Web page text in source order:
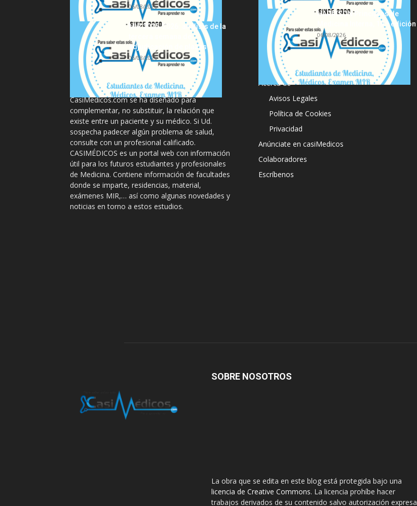
06/08/2026
MIR 2025-2026: análisis de la
adjudicación de plazas
06/08/2026
La información proporcionada en
CasiMedicos.com se ha diseñado para
complementar, no substituir, la relación que
existe entre un paciente y su médico. Si Ud.
sospecha padecer algún problema de salud,
consulte con un profesional calificado.
CASIMÉDICOS es un portal web con información
útil para los futuros estudiantes y profesionales
de Medicina. Contiene información de facultades
donde se imparte, residencias, material,
exámenes MIR,… así como algunas novedades y
noticias en torno a estos estudios.
HARRISON Principios de
Medicina Interna, 19.ª edición
06/08/2026
Acerca de
Avisos Legales
Política de Cookies
Privacidad
Anúnciate en casiMedicos
Colaboradores
Escríbenos
SOBRE NOSOTROS
La obra que se edita en este blog está protegida bajo una
licencia de Creative Commons. La licencia prohíbe hacer
trabajos derivados de su contenido salvo autorización expresa